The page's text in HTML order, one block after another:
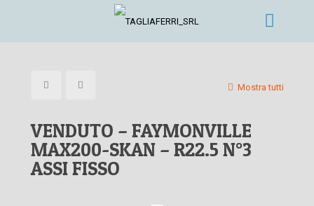
Mostra tutti
VENDUTO – FAYMONVILLE
MAX200-SKAN – R22.5 N°3
ASSI FISSO